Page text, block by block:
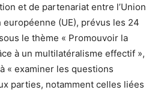
et de partenariat entre l’Union
européenne (UE), prévus les 24
le thème « Promouvoir la
à un multilatéralisme effectif »,
« examiner les questions
parties, notamment celles liées